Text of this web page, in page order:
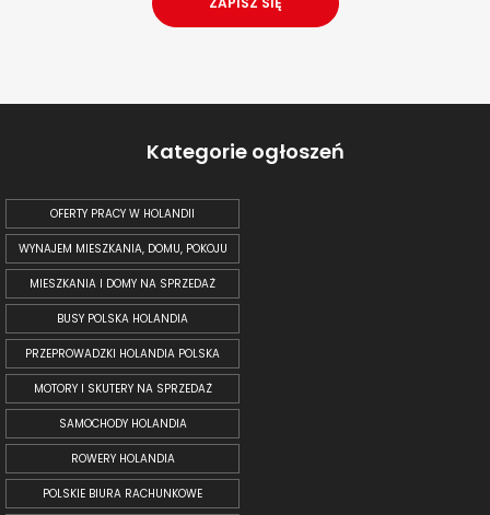
Kategorie ogłoszeń
OFERTY PRACY W HOLANDII
WYNAJEM MIESZKANIA, DOMU, POKOJU
MIESZKANIA I DOMY NA SPRZEDAŻ
BUSY POLSKA HOLANDIA
PRZEPROWADZKI HOLANDIA POLSKA
MOTORY I SKUTERY NA SPRZEDAŻ
SAMOCHODY HOLANDIA
ROWERY HOLANDIA
POLSKIE BIURA RACHUNKOWE